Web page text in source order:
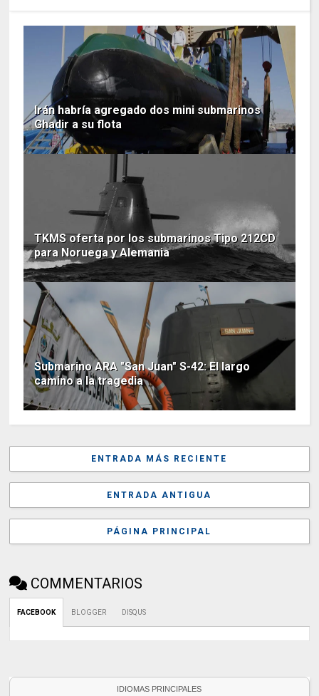
Irán habría agregado dos mini submarinos
Ghadir a su flota
TKMS oferta por los submarinos Tipo 212CD
para Noruega y Alemania
Submarino ARA "San Juan" S-42: El largo
camino a la tragedia
ENTRADA MÁS RECIENTE
ENTRADA ANTIGUA
PÁGINA PRINCIPAL
COMMENTARIOS
FACEBOOK BLOGGER DISQUS
IDIOMAS PRINCIPALES